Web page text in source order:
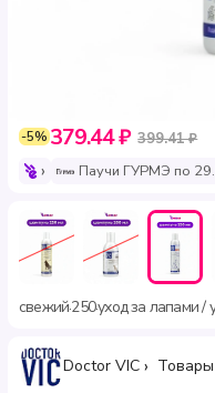
-5% 379.44 ₽ 399.41 ₽
Паучи ГУРМЭ по
свежий·250·уход за лапами /
Doctor VIC